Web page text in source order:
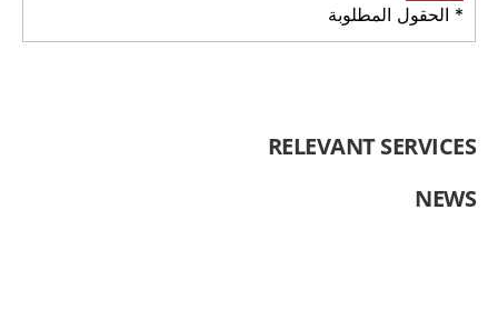
* الحقول المطلوبة
RELEVANT SERVICES
NEWS